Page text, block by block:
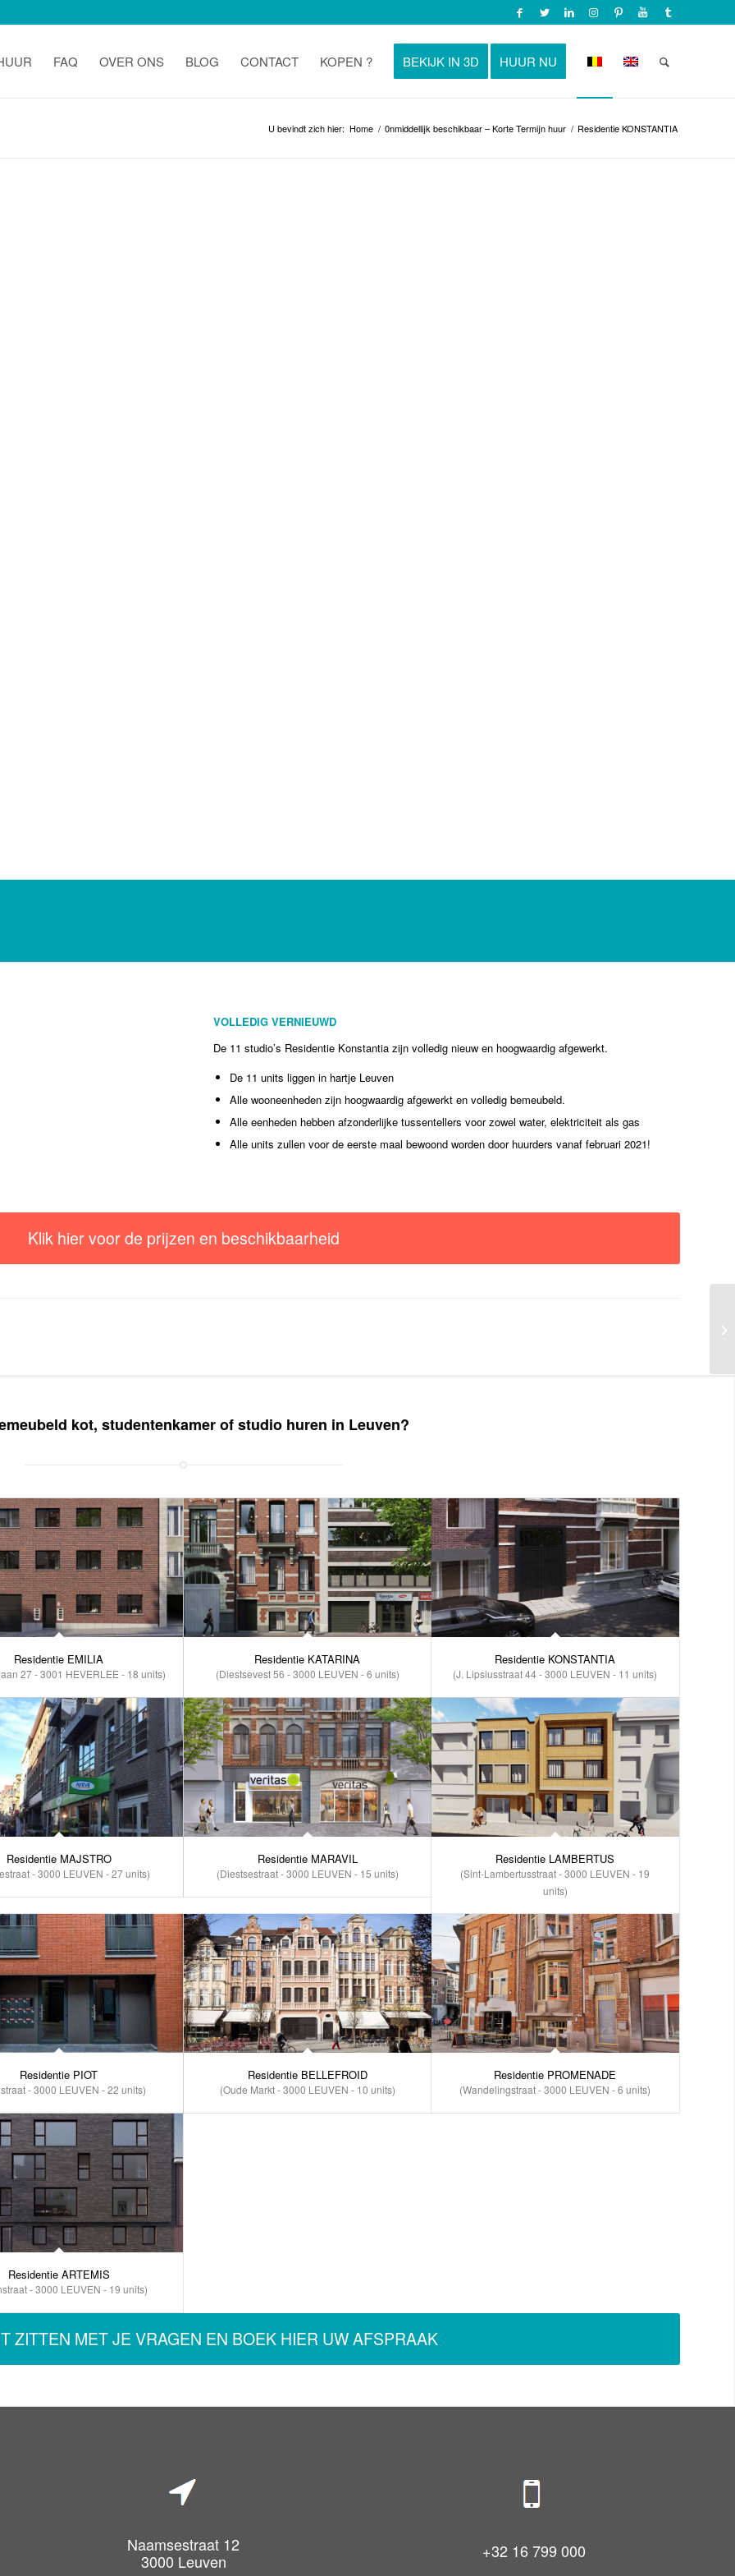
FAQ OVER ONS BLOG CONTACT KOPEN ? BEKIJK IN 3D HUUR NU
U bevindt zich hier: Home / 0nmiddellijk beschikbaar – Korte Termijn huur / Residentie KONSTANTIA
VOLLEDIG VERNIEUWD
De 11 studio’s Residentie Konstantia zijn volledig nieuw en hoogwaardig afgewerkt.
De 11 units liggen in hartje Leuven
Alle wooneenheden zijn hoogwaardig afgewerkt en volledig bemeubeld.
Alle eenheden hebben afzonderlijke tussentellers voor zowel water, elektriciteit als gas
Alle units zullen voor de eerste maal bewoond worden door huurders vanaf februari 2021!
Klik hier voor de prijzen en beschikbaarheid
kot, studentenkamer of studio huren in Leuven?
Residentie EMILIA
27 - 3001 HEVERLEE - 18 units)
Residentie KATARINA
(Diestsevest 56 - 3000 LEUVEN - 6 units)
Residentie KONSTANTIA
(J. Lipsiusstraat 44 - 3000 LEUVEN - 11 units)
Residentie MAJSTRO
- 3000 LEUVEN - 27 units)
Residentie MARAVIL
(Diestsestraat - 3000 LEUVEN - 15 units)
Residentie LAMBERTUS
(Sint-Lambertusstraat - 3000 LEUVEN - 19
units)
Residentie PIOT
- 3000 LEUVEN - 22 units)
Residentie BELLEFROID
(Oude Markt - 3000 LEUVEN - 10 units)
Residentie PROMENADE
(Wandelingstraat - 3000 LEUVEN - 6 units)
Residentie ARTEMIS
- 3000 LEUVEN - 19 units)
ZITTEN MET JE VRAGEN EN BOEK HIER UW AFSPRAAK
Naamsestraat 12
3000 Leuven
+32 16 799 000